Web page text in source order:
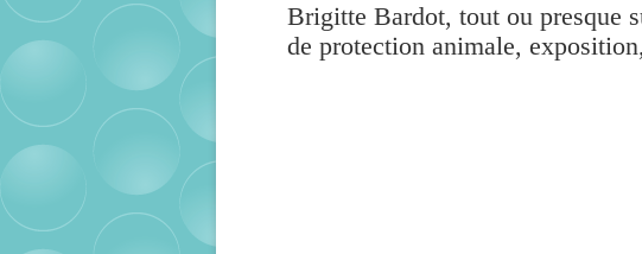
Brigitte Bardot, tout ou presque
de protection animale,